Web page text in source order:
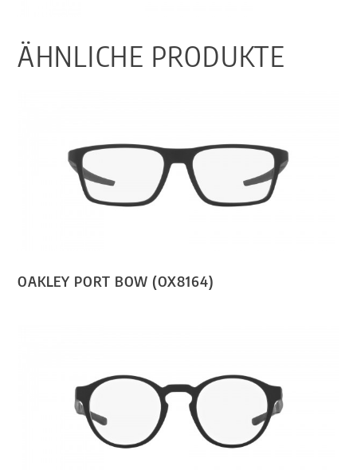
ÄHNLICHE PRODUKTE
OAKLEY PORT BOW (OX8164)